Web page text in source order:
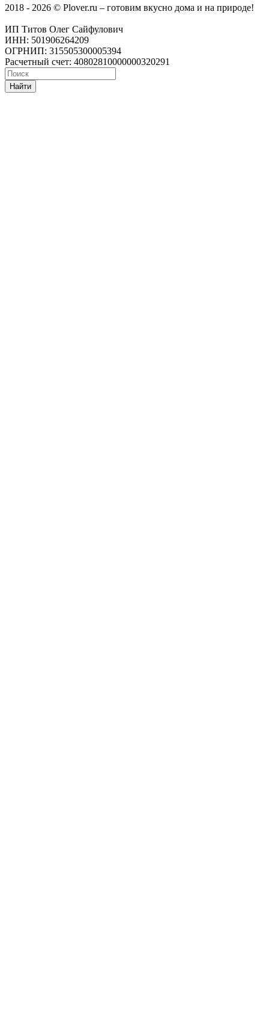
2018 - 2026 © Plover.ru – готовим вкусно дома и на природе!
ИП Титов Олег Сайфулович
ИНН: 501906264209
ОГРНИП: 315505300005394
Расчетный счет: 40802810000000320291
Найти